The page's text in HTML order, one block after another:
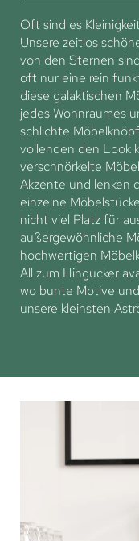
Oft sind es
Unsere zeitlos
von den Sternen
oft nur eine rein
diese galaktischen
jedes Wohnraumes
schlichte
vollenden den Look
verschnörkelte
Akzente und lenken
einzelne
nicht viel Platz für
außergewöhnliche
hochwertigen
All zum Hingucker
wo bunte Motive
unsere kleinsten